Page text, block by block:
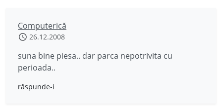
Computerică
26.12.2008
suna bine piesa.. dar parca nepotrivita cu
perioada..
răspunde-i